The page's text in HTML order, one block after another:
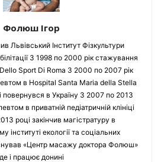
Фолюш Ігор
Львівський Інститут Фізкультури
З 1998 по 2000 рік стажування
Sport Di Roma З 2000 по 2007 рік
в Hospital Santa Maria della Stella
повернувся в Україну З 2007 по 2013
в приватній педіатричній клініці
році закінчив магістратуру в
інституті екології та соціальних
«Центр масажу доктора Фолюш»
де і працює донині